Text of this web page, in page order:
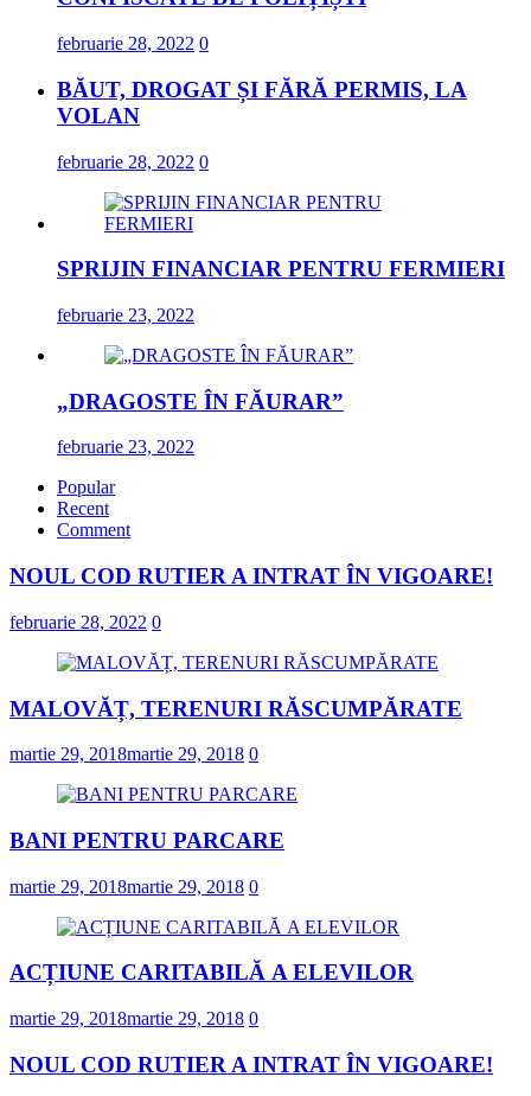
februarie 28, 2022 0
BĂUT, DROGAT ȘI FĂRĂ PERMIS, LA
VOLAN
februarie 28, 2022 0
SPRIJIN FINANCIAR PENTRU FERMIERI
februarie 23, 2022
„DRAGOSTE ÎN FĂURAR”
februarie 23, 2022
Popular
Recent
Comment
NOUL COD RUTIER A INTRAT ÎN VIGOARE!
februarie 28, 2022 0
MALOVĂȚ, TERENURI RĂSCUMPĂRATE
martie 29, 2018martie 29, 2018 0
BANI PENTRU PARCARE
martie 29, 2018martie 29, 2018 0
ACȚIUNE CARITABILĂ A ELEVILOR
martie 29, 2018martie 29, 2018 0
NOUL COD RUTIER A INTRAT ÎN VIGOARE!